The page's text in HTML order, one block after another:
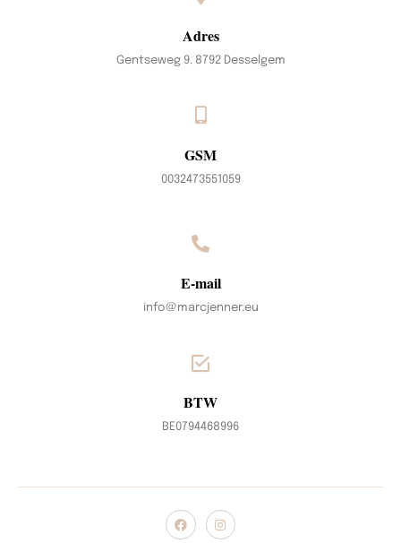
Adres
Gentseweg 9. 8792 Desselgem
GSM
0032473551059
E-mail
info@marcjenner.eu
BTW
BE0794468996